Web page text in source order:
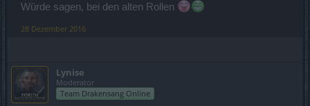
Würde sagen, bei den alten Rollen
28 Dezember 2016
Lynise
Moderator
Team Drakensang Online